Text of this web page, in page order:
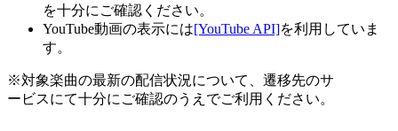
を十分にご確認ください。
YouTube動画の表示には[YouTube API]を利用していま
す。
※対象楽曲の最新の配信状況について、遷移先のサ
ービスにて十分にご確認のうえでご利用ください。